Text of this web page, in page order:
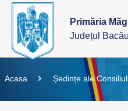
Primăria
Județul Bacău
Acasa Ședințe ale